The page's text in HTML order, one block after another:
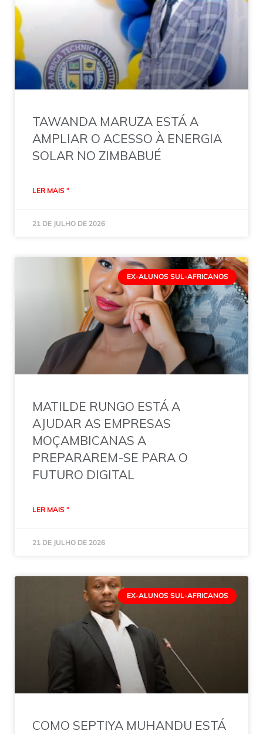
TAWANDA MARUZA ESTÁ A
AMPLIAR O ACESSO À ENERGIA
SOLAR NO ZIMBABUÉ
LER MAIS "
21 DE JULHO DE 2026
EX-ALUNOS SUL-AFRICANOS
MATILDE RUNGO ESTÁ A
AJUDAR AS EMPRESAS
MOÇAMBICANAS A
PREPARAREM-SE PARA O
FUTURO DIGITAL
LER MAIS "
21 DE JULHO DE 2026
EX-ALUNOS SUL-AFRICANOS
COMO SEPTIYA MUHANDU ESTÁ